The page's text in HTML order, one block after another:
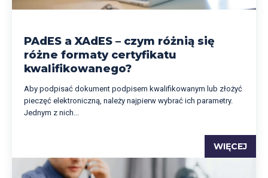
PAdES a XAdES – czym różnią się
różne formaty certyfikatu
kwalifikowanego?
Aby podpisać dokument podpisem kwalifikowanym lub złożyć
pieczęć elektroniczną, należy najpierw wybrać ich parametry.
Jednym z nich...
WIĘCEJ